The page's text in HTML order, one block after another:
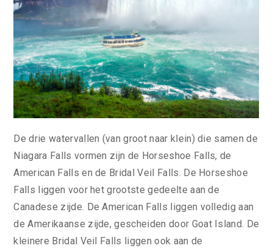
De drie watervallen (van groot naar klein) die samen de
Niagara Falls vormen zijn de Horseshoe Falls, de
American Falls en de Bridal Veil Falls. De Horseshoe
Falls liggen voor het grootste gedeelte aan de
Canadese zijde. De American Falls liggen volledig aan
de Amerikaanse zijde, gescheiden door Goat Island. De
kleinere Bridal Veil Falls liggen ook aan de